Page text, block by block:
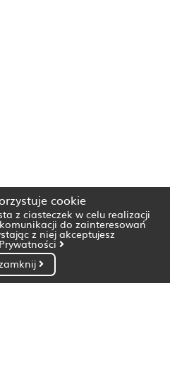
cookie
z ciasteczek w celu realizacji
do zainteresowań
z niej akceptujesz